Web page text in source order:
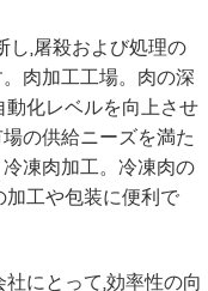
し,屠殺および処理の
肉加工工場。肉の深
化レベルを向上させ
の供給ニーズを満た
凍肉加工。冷凍肉の
工や包装に便利で
にとって,効率性の向